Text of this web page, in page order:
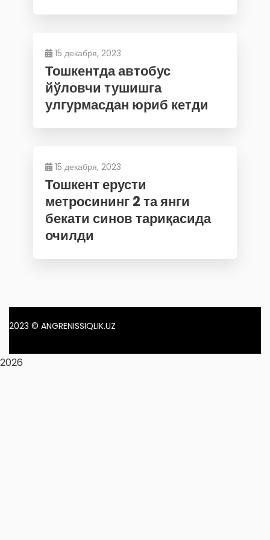
15 декабря, 2023
Тошкентда автобус
йўловчи тушишга
улгурмасдан юриб кетди
15 декабря, 2023
Тошкент ерусти
метросининг 2 та янги
бекати синов тариқасида
очилди
2023 © ANGRENISSIQLIK.UZ
2026